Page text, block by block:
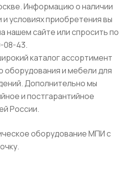
Информацию о наличии
условиях приобретения вы
нашем сайте или спросить по
08-43.
каталог ассортимент
оборудования и мебели для
Дополнительно мы
и постгарантийное
России.
оборудование МПИ с